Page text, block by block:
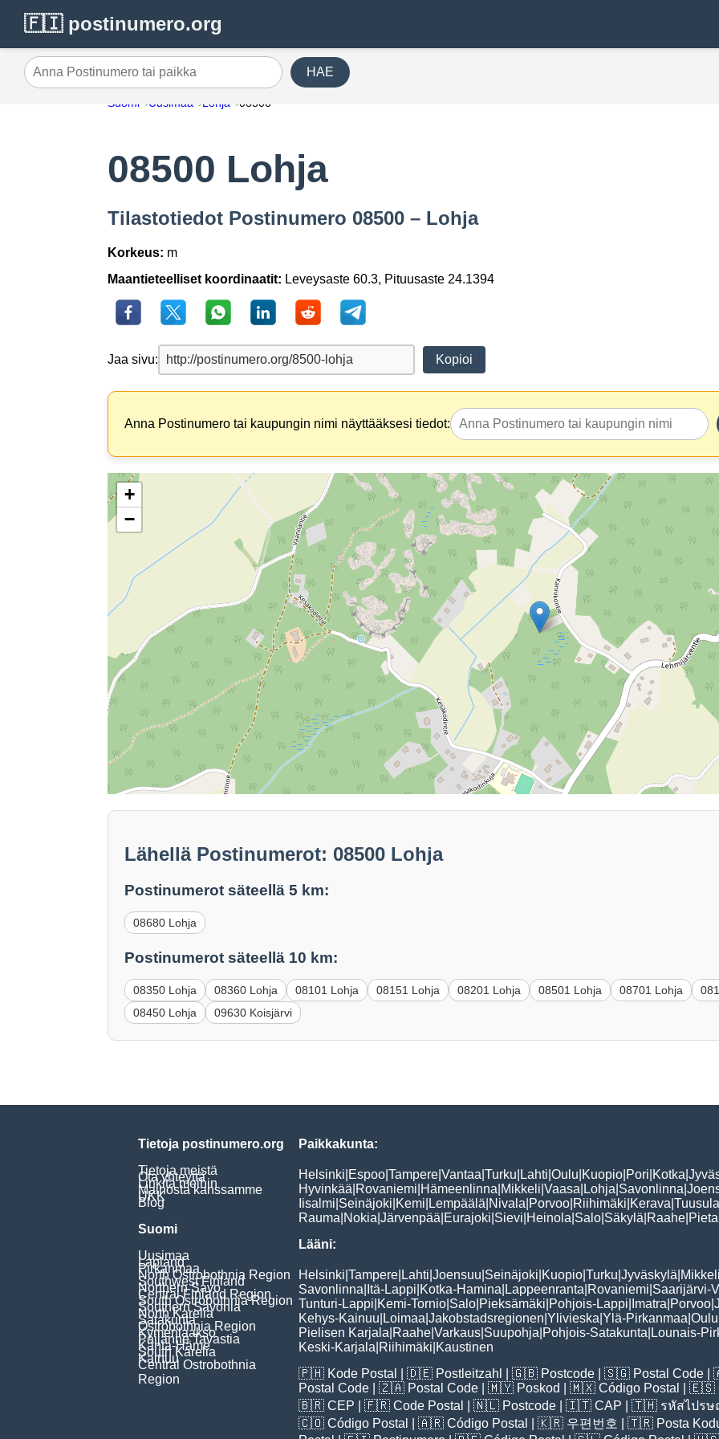
🇫🇮 postinumero.org
Anna Postinumero tai paikka HAE
Suomi Uusimaa Lohja 08500
08500 Lohja
Tilastotiedot Postinumero 08500 – Lohja
Korkeus: m
Maantieteelliset koordinaatit: Leveysaste 60.3, Pituusaste 24.1394
Jaa sivu: Kopioi
Anna Postinumero tai kaupungin nimi näyttääksesi tiedot:
+
−
Lähellä Postinumerot: 08500 Lohja
Postinumerot säteellä 5 km:
08680 Lohja
Postinumerot säteellä 10 km:
08350 Lohja 08360 Lohja 08101 Lohja 08151 Lohja 08201 Lohja 08501 Lohja 08701 Lohja
08450 Lohja
09630 Koisjärvi
Tietoja postinumero.org
Tietoja meistä
Ota yhteyttä
Linkitä meihin
Mainosta kanssamme
UKK
Blog
Suomi
Uusimaa
Lapland
Pirkanmaa
North Ostrobothnia Region
Southwest Finland
Northern Savo
Central Finland Region
South Ostrobothnia Region
Southern Savonia
North Karelia
Satakunta
Ostrobothnia Region
Kymenlaakso
Päijänne Tavastia
Kanta-Häme
South Karelia
Kainuu
Central Ostrobothnia
Region
Paikkakunta:
Helsinki Espoo Tampere Vantaa Turku Lahti Oulu Kuopio Pori Kotka
Hyvinkää Rovaniemi Hämeenlinna Mikkeli Vaasa Lohja Savonlinna
Iisalmi Seinäjoki Kemi Lempäälä Nivala Porvoo Riihimäki Kerava Tuusula
Rauma Nokia Järvenpää Eurajoki Sievi Heinola Salo Säkylä Raahe
Lääni:
Helsinki Tampere Lahti Joensuu Seinäjoki Kuopio Turku Jyväskylä
Savonlinna Itä-Lappi Kotka-Hamina Lappeenranta Rovaniemi Saarijärvi-
Tunturi-Lappi Kemi-Tornio Salo Pieksämäki Pohjois-Lappi Imatra Porvoo
Kehys-Kainuu Loimaa Jakobstadsregionen Ylivieska Ylä-Pirkanmaa
Pielisen Karjala Raahe Varkaus Suupohja Pohjois-Satakunta Lounais-
Keski-Karjala Riihimäki Kaustinen
🇵🇭 Kode Postal | 🇩🇪 Postleitzahl | 🇬🇧 Postcode | 🇸🇬 Postal Code |
Postal Code | 🇿🇦 Postal Code | 🇲🇾 Poskod | 🇲🇽 Código Postal | 🇪🇸
🇧🇷 CEP | 🇫🇷 Code Postal | 🇳🇱 Postcode | 🇮🇹 CAP | 🇹🇭 รหัสไปร
🇨🇴 Código Postal | 🇦🇷 Código Postal | 🇰🇷 우편번호 | 🇹🇷 Posta